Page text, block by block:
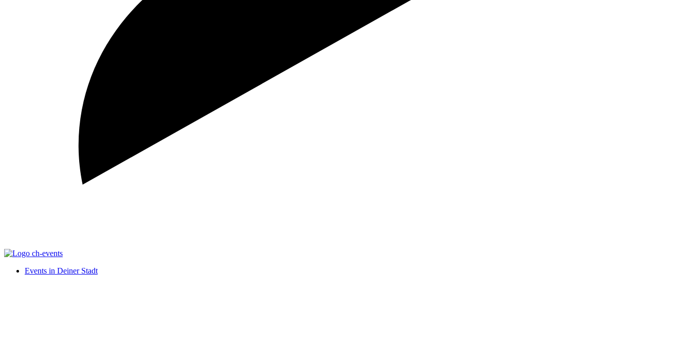
Events in Deiner Stadt